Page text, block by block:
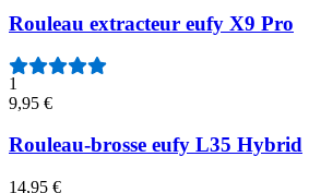
Rouleau extracteur eufy X9 Pro
1
9,95 €
Rouleau-brosse eufy L35 Hybrid
14,95 €